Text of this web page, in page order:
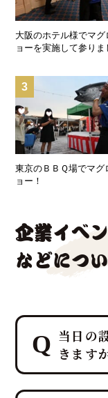
大阪のホテル様でマグ
ョーを実施して参りま
3
東京のＢＢＱ場でマグ
ョー！
企業イベ
などにつ
当日の
きます
はい、